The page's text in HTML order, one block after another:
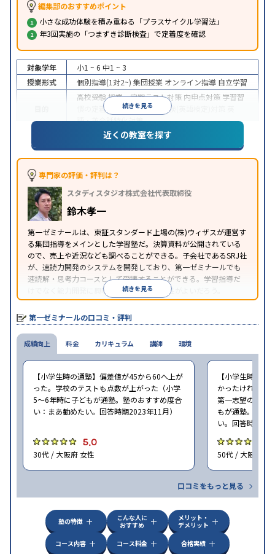
編集部のおすすめポイント
小さな成功体験を積み重ねる「プラスサイクル学習法」
年3回実施の「つまずき診断検査」で定着度を確認
続きを見る
対象学年 小1 ~ 6 中1 ~ 3
授業形式
個別指導(1対2~) 集団授業 オンライン指導 自立学習
高校受験授業・定期テスト対策 内申点対策 学習習
慣の定着
学校別特化対策 英検(英語検定)対策
語・英会話特化対策
特徴
入塾に学力基準あり学習にPC・タブレットを利用
オンライン対応1科目から受講可能季節講習のみの
受講可
※2023年10月調査。小学校高学年の集団塾アンケート調査方法
近くの教室を探す
専門家の評価・評判は？
スタディスタジオ株式会社代表取締役
鈴木孝一
第一ゼミナールは、東証スタンダード上場の(株)ウィザスが運営す
る集団指導をメインとした学習塾だ。決算資料が公開されている
ので、売上や近況なども調べることができる。子会社であるSRJ社
が、速読力開発のシステムを開発しており、第一ゼミナールでも
速読解・思考力コースとして受講することができる。学習指導だ
けでなく能力開発に興味がある場合は、相性がよいだろう。
続きを見る
第一ゼミナールの口コミ・評判
成績向上
【小学生時の通塾】偏差値が45から60へ上が
った。学校のテストも点数が上がった（小学
5〜6年時に子どもが通塾。塾のおすすめ度合
い：まあ勧めたい。回答時期2023年11月）
5.0
30代 / 大阪府 女性
【小学生時の通
かったけれど、
第一志望の学校
もが通塾。塾の
い。回答時期
50代 / 大阪府 女
口コミをもっと見る
料金 カリキュラム 講師 環境
塾の特徴
こんな人に
おすすめ
メリット・
デメリット
コース内容
コース料金 合格実績